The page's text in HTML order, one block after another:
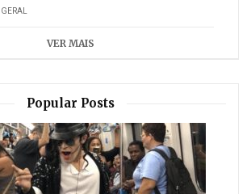
GERAL
VER MAIS
Popular Posts